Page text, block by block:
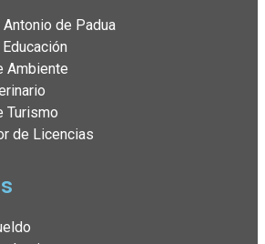
de Padua
Ambiente
Turismo
de Licencias